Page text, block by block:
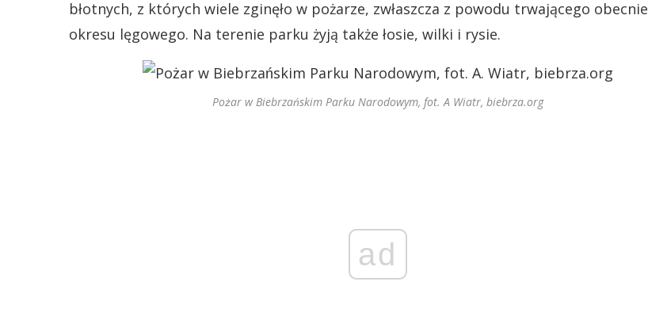
błotnych, z których wiele zginęło w pożarze, zwłaszcza z powodu trwającego obecnie
okresu lęgowego. Na terenie parku żyją także łosie, wilki i rysie.
Pożar w Biebrzańskim Parku Narodowym, fot. A Wiatr, biebrza.org
ad